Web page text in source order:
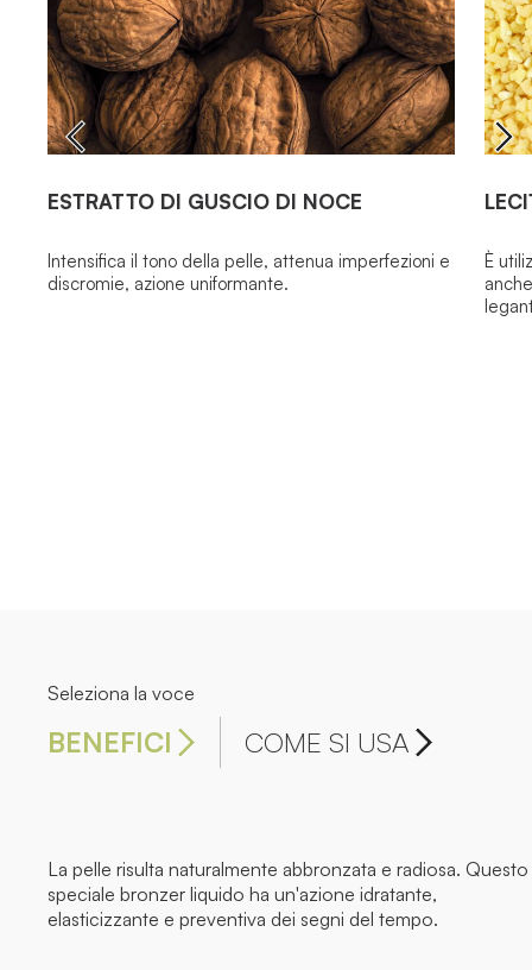
ESTRATTO DI GUSCIO DI NOCE
Intensifica il tono della pelle, attenua imperfezioni e
discromie, azione uniformante.
È
Seleziona la voce
BENEFICI COME SI USA
La pelle risulta naturalmente abbronzata e radiosa. Questo
speciale bronzer liquido ha un'azione idratante,
elasticizzante e preventiva dei segni del tempo.